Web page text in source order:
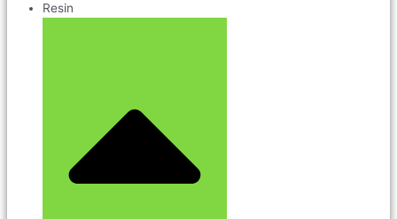
Resin